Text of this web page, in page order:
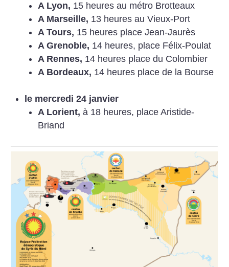
A Lyon, 15 heures au métro Brotteaux
A Marseille, 13 heures au Vieux-Port
A Tours, 15 heures place Jean-Jaurès
A Grenoble, 14 heures, place Félix-Poulat
A Rennes, 14 heures place du Colombier
A Bordeaux, 14 heures place de la Bourse
le mercredi 24 janvier
A Lorient, à 18 heures, place Aristide-
Briand